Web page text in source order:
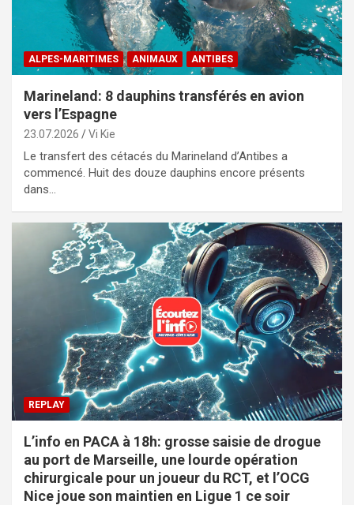
ALPES-MARITIMES ANIMAUX ANTIBES
Marineland: 8 dauphins transférés en avion
vers l’Espagne
23.07.2026 Vi Kie
Le transfert des cétacés du Marineland d’Antibes a
commencé. Huit des douze dauphins encore présents
dans…
REPLAY
L’info en PACA à 18h: grosse saisie de drogue
au port de Marseille, une lourde opération
chirurgicale pour un joueur du RCT, et l’OCG
Nice joue son maintien en Ligue 1 ce soir